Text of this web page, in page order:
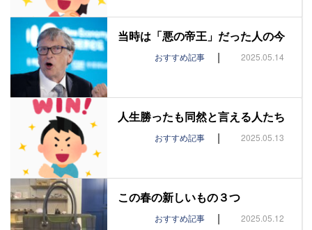
当時は「悪の帝王」だった人の今
おすすめ記事 | 2025.05.14
人生勝ったも同然と言える人たち
おすすめ記事 | 2025.05.13
この春の新しいもの３つ
おすすめ記事 | 2025.05.12